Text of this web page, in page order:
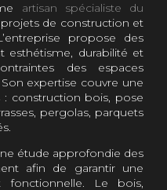
artisan spécialiste du
de construction et
propose des
esthétisme, durabilité et
des espaces
expertise couvre une
construction bois, pose
pergolas, parquets
étude approfondie des
afin de garantir une
fonctionnelle. Le bois,